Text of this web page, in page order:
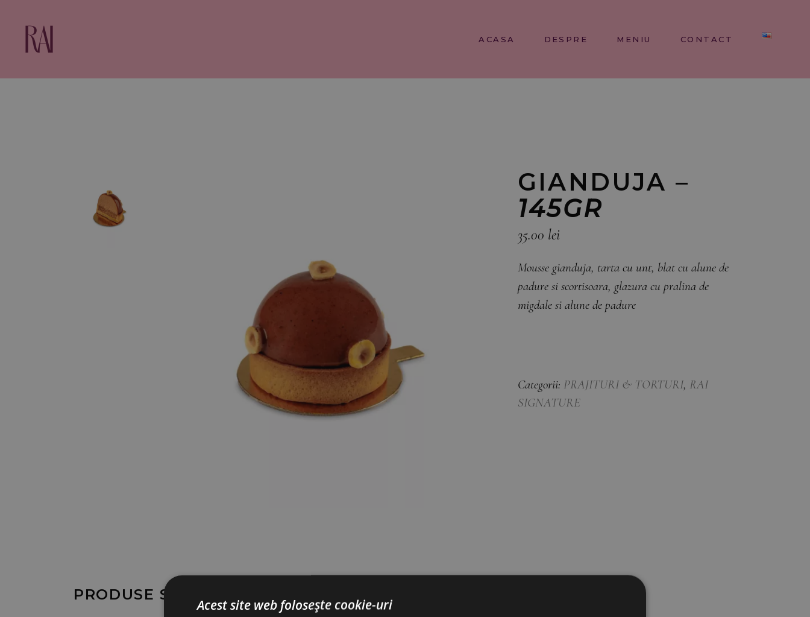
ACASA DESPRE MENIU CONTACT
GIANDUJA –
145GR
35.00 lei
Mousse gianduja, tarta cu unt, blat cu alune de
padure si scortisoara, glazura cu pralina de
migdale si alune de padure
Categorii: PRAJITURI & TORTURI, RAI
SIGNATURE
PRODUSE SIMILARE
Acest site web folosește cookie-uri